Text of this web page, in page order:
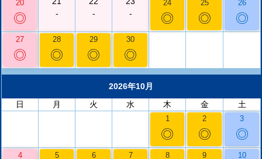
20
◎
-
-
-
24
◎
25
◎
26
◎
27
◎
28
◎
29
◎
30
◎
2026年10月
日
月 火 水 木 金 土
1
◎
2
◎
3
◎
4 5 6 7 8 9 10